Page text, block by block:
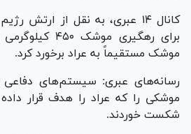
کانال ۱۴ عبری، به نقل از
برای رهگیری
موشک مستقیماً به عراد برخورد کرد.
رسانه‌های عبری: سیستم‌های دفاعی
موشکی را که عراد را هدف قرار داده
شکست خوردند.